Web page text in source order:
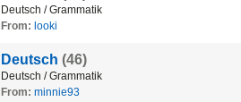
Deutsch /Grammatik
From: looki
Deutsch (46)
Deutsch /Grammatik
From: minnie93